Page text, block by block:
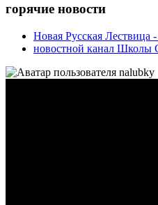
горячие новости
Новая Русская Лествица
новостной канал